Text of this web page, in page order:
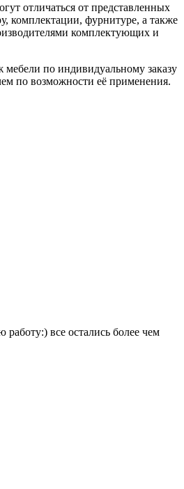
отличаться от представленных
комплектации, фурнитуре, а также
комплектующих и
по индивидуальному заказу
по возможности её применения.
все остались более чем